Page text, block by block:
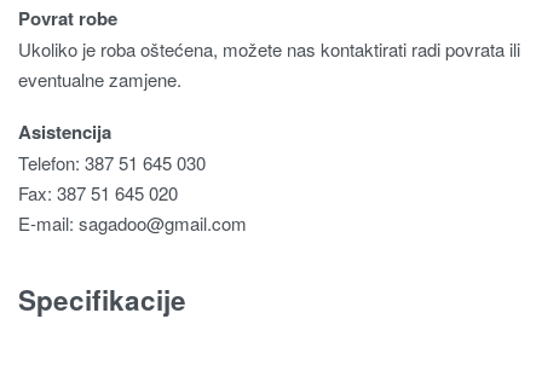
Povrat robe
Ukoliko je roba oštećena, možete nas kontaktirati radi povrata ili
eventualne zamjene.
Asistencija
Telefon: 387 51 645 030
Fax: 387 51 645 020
E-mail: sagadoo@gmail.com
Specifikacije